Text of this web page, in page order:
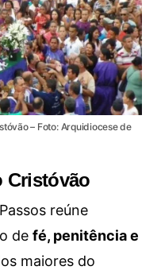
– Foto: Arquidiocese de
Cristóvão
reúne
de fé, penitência e
maiores do